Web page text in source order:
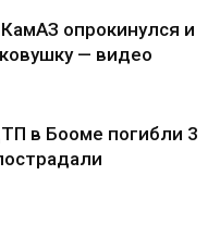
опрокинулся и
— видео
в Бооме погибли 3